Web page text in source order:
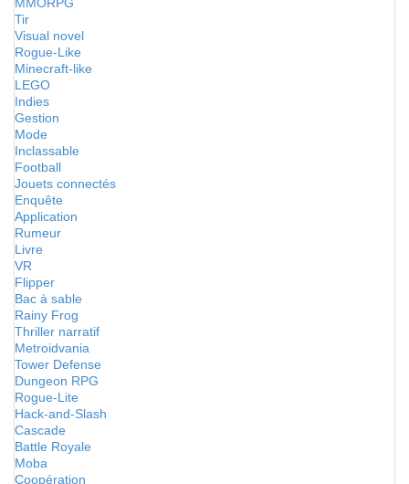
Tir
Visual novel
Rogue-Like
Minecraft-like
LEGO
Indies
Gestion
Mode
Inclassable
Football
Jouets connectés
Enquête
Application
Rumeur
Livre
VR
Flipper
Bac à sable
Rainy Frog
Thriller narratif
Metroidvania
Tower Defense
Dungeon RPG
Rogue-Lite
Hack-and-Slash
Cascade
Battle Royale
Moba
Coopération